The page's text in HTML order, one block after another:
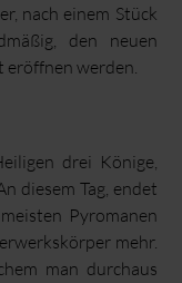
nach einem Stück
den neuen
eröffnen werden.
drei Könige,
diesem Tag, endet
Pyromanen
mehr.
man durchaus